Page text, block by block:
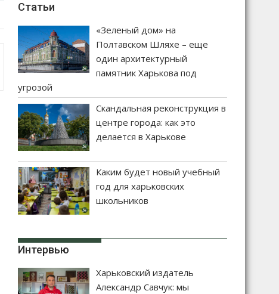
Статьи
«Зеленый дом» на
Полтавском Шляхе – еще
один архитектурный
памятник Харькова под
угрозой
Скандальная реконструкция в
центре города: как это
делается в Харькове
Каким будет новый учебный
год для харьковских
школьников
Интервью
Харьковский издатель
Александр Савчук: мы